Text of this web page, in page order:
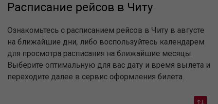
Расписание рейсов в Читу
Ознакомьтесь с расписанием рейсов в Читу в августе
на ближайшие дни, либо воспользуйтесь календарем
для просмотра расписания на ближайшие месяцы.
Выберите оптимальную для вас дату и время вылета и
переходите далее в сервис оформления билета.